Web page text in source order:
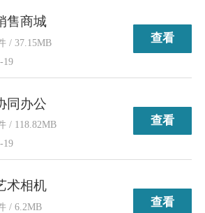
售商城
/ 37.15MB
19
查看
同办公
/ 118.82MB
19
查看
术相机
/ 6.2MB
查看